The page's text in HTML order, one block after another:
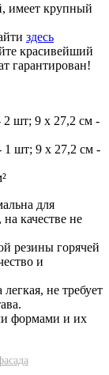
имеет крупный
здесь
красивейший
гарантирован!
2 шт; 9 х 27,2 см -
1 шт; 9 х 27,2 см -
для
качестве не
резины горячей
и
не требует
формами и их